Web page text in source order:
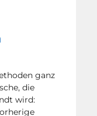
ganz
die
wird: